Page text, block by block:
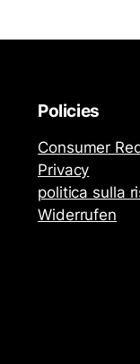
Policies
Consumer
Privacy
politica sulla
Widerrufen